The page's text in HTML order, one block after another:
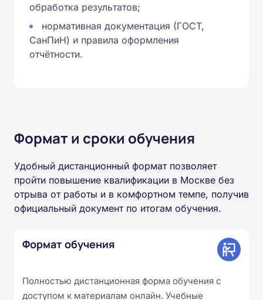
обработка результатов;
нормативная документация (ГОСТ,
СанПиН) и правила оформления
отчётности.
Формат и сроки обучения
Удобный дистанционный формат позволяет
пройти повышение квалификации в Москве без
отрыва от работы и в комфортном темпе, получив
официальный документ по итогам обучения.
Формат обучения
Полностью дистанционная форма обучения с
доступом к материалам онлайн. Учебные